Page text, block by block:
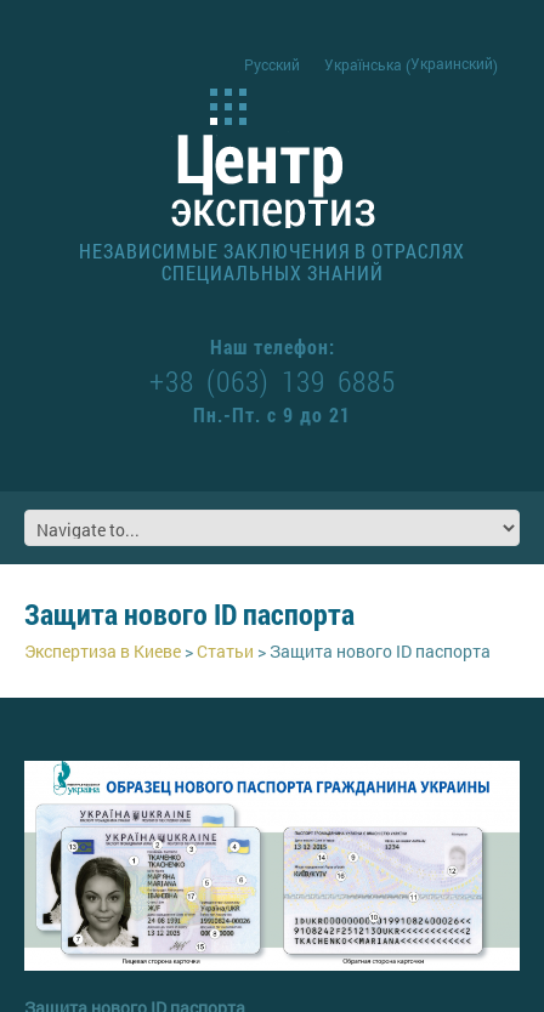
Русский Українська (Украинский)
НЕЗАВИСИМЫЕ ЗАКЛЮЧЕНИЯ В ОТРАСЛЯХ
СПЕЦИАЛЬНЫХ ЗНАНИЙ
Наш телефон:
+38 (063) 139 6885
Пн.-Пт. с 9 до 21
Защита нового ID паспорта
Экспертиза в Киеве >Статьи > Защита нового ID паспорта